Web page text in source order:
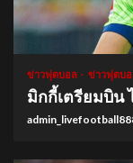
1 min read
ข่าวฟุตบอล ข่าวฟุตบอ
มิกกี้เตรียมบิน